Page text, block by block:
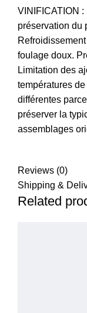
VINIFICATION
préservation du
foulage doux.
Limitation des
températures
différentes
préserver la
assemblages
Reviews (0)
Shipping &
Related